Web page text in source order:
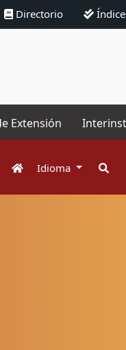
Directorio
Extensión
Idioma